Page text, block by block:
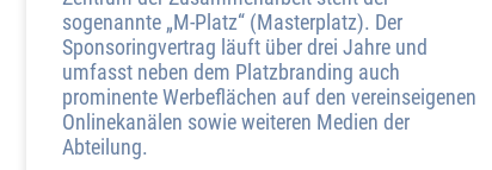
sogenannte „M-Platz“ (Masterplatz). Der
Sponsoringvertrag läuft über drei Jahre und
umfasst neben dem Platzbranding auch
prominente Werbeflächen auf den vereinseigenen
Onlinekanälen sowie weiteren Medien der
Abteilung.